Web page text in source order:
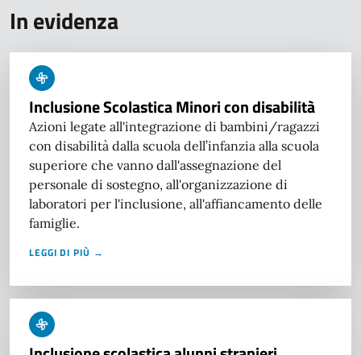
In evidenza
Inclusione Scolastica Minori con disabilità
Azioni legate all'integrazione di bambini/ragazzi
con disabilità dalla scuola dell’infanzia alla scuola
superiore che vanno dall'assegnazione del
personale di sostegno, all'organizzazione di
laboratori per l'inclusione, all'affiancamento delle
famiglie.
LEGGI DI PIÙ →